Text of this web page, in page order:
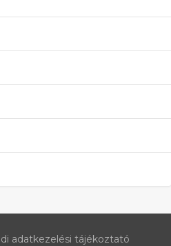
adatkezelési tájékoztató